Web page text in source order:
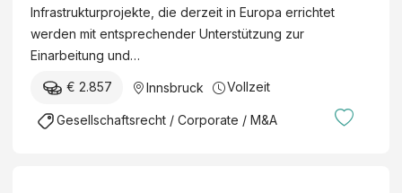
/
d
)
Abteilung
Kommunikati
on
Veröffentlich
t am
Infrastrukturprojekte, die derzeit in Europa errichtet
werden mit entsprechender Unterstützung zur
Einarbeitung und…
€ 2.857 Innsbruck Vollzeit
Gesellschaftsrecht / Corporate / M&A